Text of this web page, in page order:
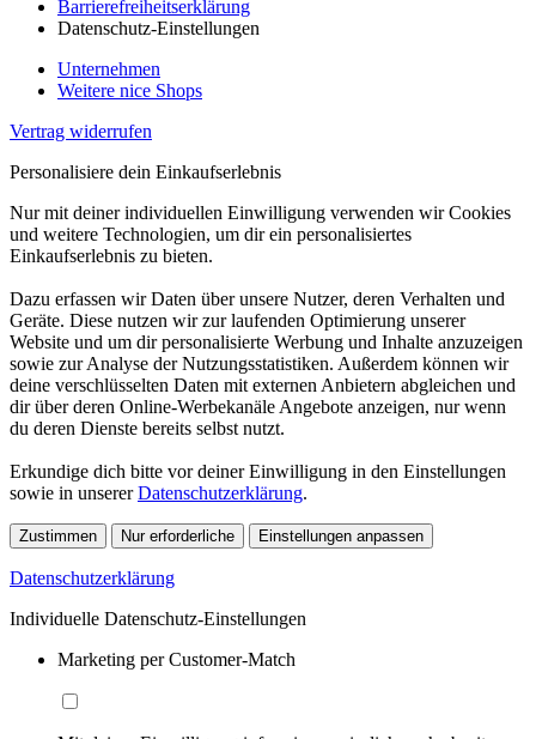
Barrierefreiheitserklärung
Datenschutz-Einstellungen
Unternehmen
Weitere nice Shops
Vertrag widerrufen
Personalisiere dein Einkaufserlebnis
Nur mit deiner individuellen Einwilligung verwenden wir Cookies
und weitere Technologien, um dir ein personalisiertes
Einkaufserlebnis zu bieten.
Dazu erfassen wir Daten über unsere Nutzer, deren Verhalten und
Geräte. Diese nutzen wir zur laufenden Optimierung unserer
Website und um dir personalisierte Werbung und Inhalte anzuzeigen
sowie zur Analyse der Nutzungsstatistiken. Außerdem können wir
deine verschlüsselten Daten mit externen Anbietern abgleichen und
dir über deren Online-Werbekanäle Angebote anzeigen, nur wenn
du deren Dienste bereits selbst nutzt.
Erkundige dich bitte vor deiner Einwilligung in den Einstellungen
sowie in unsererDatenschutzerklärung.
Zustimmen Nur erforderliche Einstellungen anpassen
Datenschutzerklärung
Individuelle Datenschutz-Einstellungen
Marketing per Customer-Match